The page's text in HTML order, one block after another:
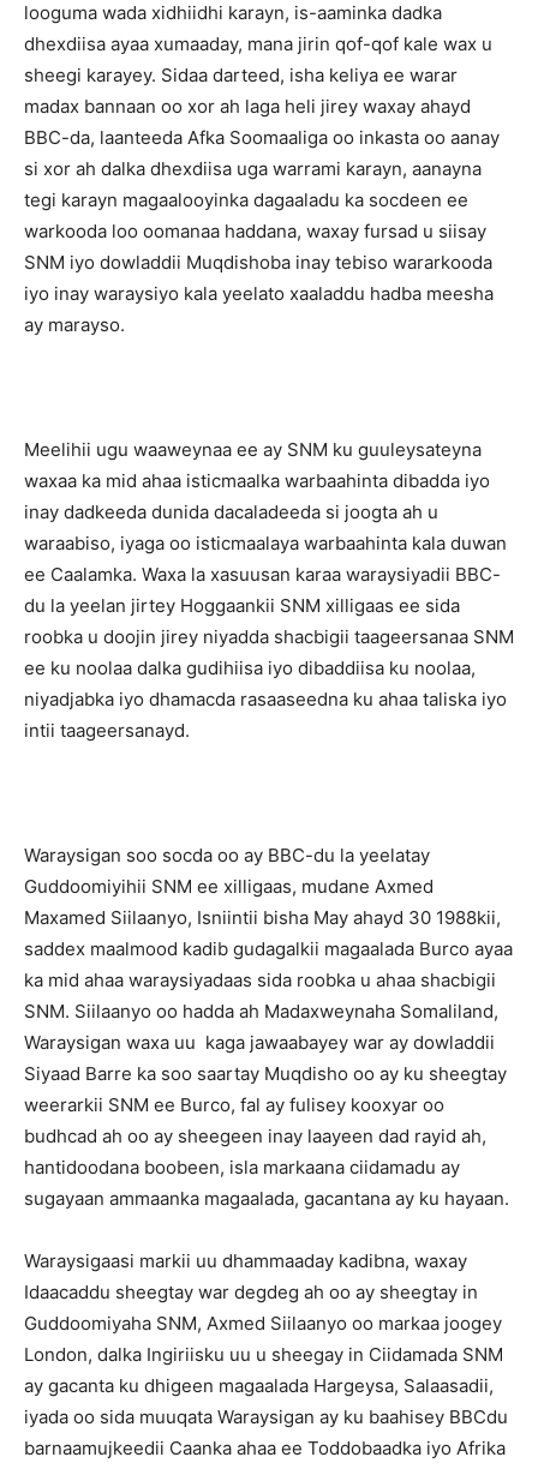
looguma wada xidhiidhi karayn, is-aaminka dadka
dhexdiisa ayaa xumaaday, mana jirin qof-qof kale wax u
sheegi karayey. Sidaa darteed, isha keliya ee warar
madax bannaan oo xor ah laga heli jirey waxay ahayd
BBC-da, laanteeda Afka Soomaaliga oo inkasta oo aanay
si xor ah dalka dhexdiisa uga warrami karayn, aanayna
tegi karayn magaalooyinka dagaaladu ka socdeen ee
warkooda loo oomanaa haddana, waxay fursad u siisay
SNM iyo dowladdii Muqdishoba inay tebiso wararkooda
iyo inay waraysiyo kala yeelato xaaladdu hadba meesha
ay marayso.
Meelihii ugu waaweynaa ee ay SNM ku guuleysateyna
waxaa ka mid ahaa isticmaalka warbaahinta dibadda iyo
inay dadkeeda dunida dacaladeeda si joogta ah u
waraabiso, iyaga oo isticmaalaya warbaahinta kala duwan
ee Caalamka. Waxa la xasuusan karaa waraysiyadii BBC-
du la yeelan jirtey Hoggaankii SNM xilligaas ee sida
roobka u doojin jirey niyadda shacbigii taageersanaa SNM
ee ku noolaa dalka gudihiisa iyo dibaddiisa ku noolaa,
niyadjabka iyo dhamacda rasaaseedna ku ahaa taliska iyo
intii taageersanayd.
Waraysigan soo socda oo ay BBC-du la yeelatay
Guddoomiyihii SNM ee xilligaas, mudane Axmed
Maxamed Siilaanyo, Isniintii bisha May ahayd 30 1988kii,
saddex maalmood kadib gudagalkii magaalada Burco ayaa
ka mid ahaa waraysiyadaas sida roobka u ahaa shacbigii
SNM. Siilaanyo oo hadda ah Madaxweynaha Somaliland,
Waraysigan waxa uu kaga jawaabayey war ay dowladdii
Siyaad Barre ka soo saartay Muqdisho oo ay ku sheegtay
weerarkii SNM ee Burco, fal ay fulisey kooxyar oo
budhcad ah oo ay sheegeen inay laayeen dad rayid ah,
hantidoodana boobeen, isla markaana ciidamadu ay
sugayaan ammaanka magaalada, gacantana ay ku hayaan.
Waraysigaasi markii uu dhammaaday kadibna, waxay
Idaacaddu sheegtay war degdeg ah oo ay sheegtay in
Guddoomiyaha SNM, Axmed Siilaanyo oo markaa joogey
London, dalka Ingiriisku uu u sheegay in Ciidamada SNM
ay gacanta ku dhigeen magaalada Hargeysa, Salaasadii,
iyada oo sida muuqata Waraysigan ay ku baahisey BBCdu
barnaamujkeedii Caanka ahaa ee Toddobaadka iyo Afrika